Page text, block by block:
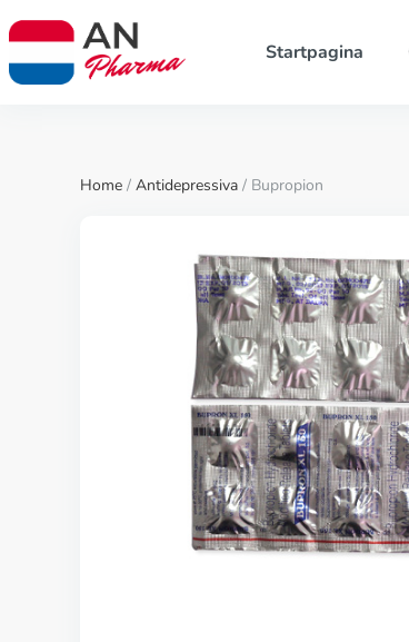
Startpagina
Home / Antidepressiva / Bupropion